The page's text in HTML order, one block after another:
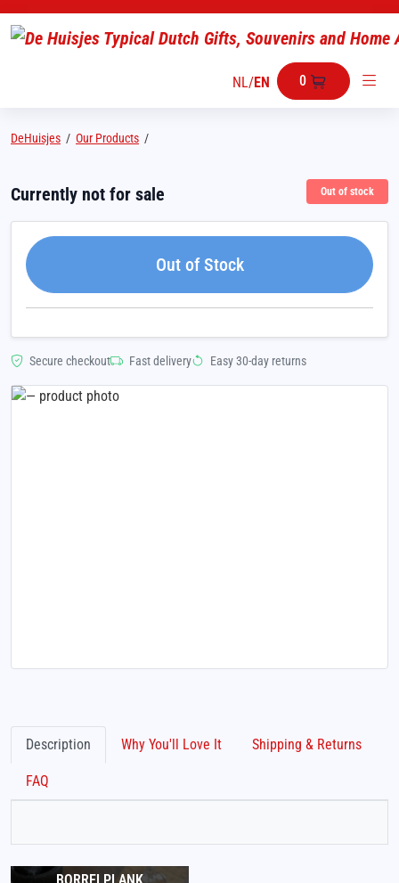
NL/EN 0
DeHuisjes / Our Products /
Currently not for sale Out of stock
Out of Stock
Secure checkout Fast delivery Easy 30-day returns
Description Why You'll Love It Shipping & Returns
FAQ
BORRELPLANK